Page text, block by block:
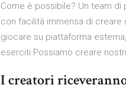
Come è possibile? Un team
con facilità immensa di creare
giocare su piattaforma
eserciti.Possiamo creare
I creatori